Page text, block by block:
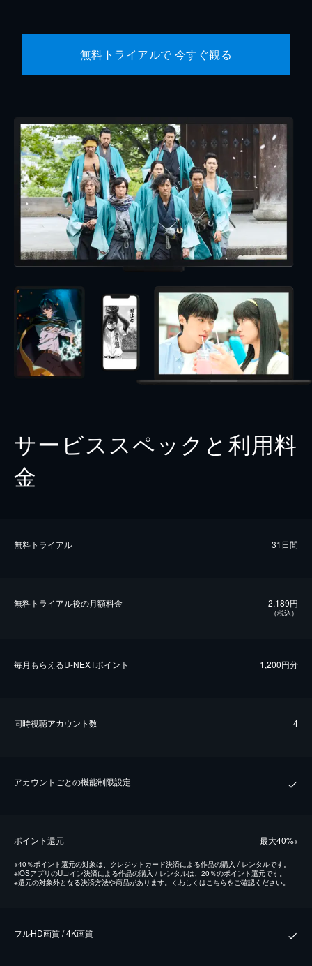
無料トライアルで 今すぐ観る
サービススペックと利用料
金
無料トライアル 31日間
無料トライアル後の⽉額料金 2,189円
（税込）
毎⽉もらえるU-NEXTポイント 1,200円分
同時視聴アカウント数 4
アカウントごとの機能制限設定
ポイント還元 最⼤40%※
※40％ポイント還元の対象は、クレジットカード決済による作品の購入 / レンタルです。
※iOSアプリのUコイン決済による作品の購入 / レンタルは、20％のポイント還元です。
※還元の対象外となる決済方法や商品があります。くわしくは こちらをご確認ください。
フルHD画質 / 4K画質